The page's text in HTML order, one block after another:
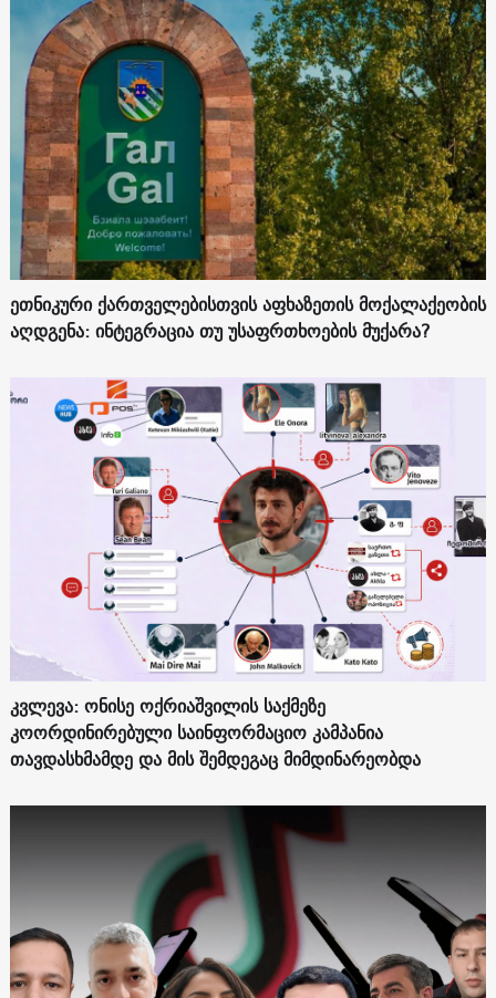
ეთნიკური ქართველებისთვის აფხაზეთის მოქალაქეობის
აღდგენა: ინტეგრაცია თუ უსაფრთხოების მუქარა?
კვლევა: ონისე ოქრიაშვილის საქმეზე
კოორდინირებული საინფორმაციო კამპანია
თავდასხმამდე და მის შემდეგაც მიმდინარეობდა